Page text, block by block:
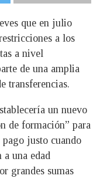
que en julio
a los
a nivel
de una amplia
transferencias.
un nuevo
de formación” para
justo cuando
una edad
grandes sumas